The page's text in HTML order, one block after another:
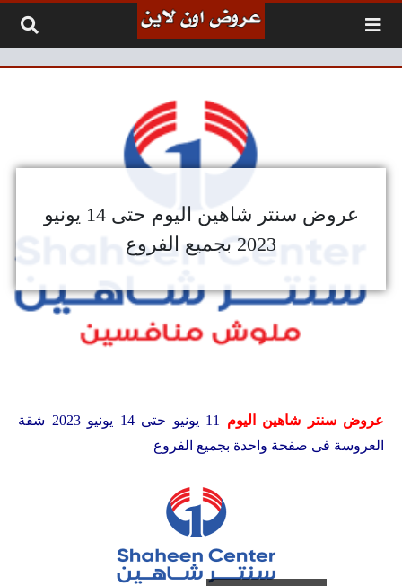
عروض سنتر شاهين اليوم حتى 14 يونيو
2023 بجميع الفروع
عروض سنتر شاهين اليوم
11 يونيو حتى 14 يونيو 2023 شقة
العروسة فى صفحة واحدة بجميع الفروع